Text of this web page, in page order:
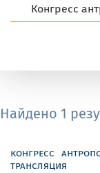
Найдено 1
конгресс
трансляция